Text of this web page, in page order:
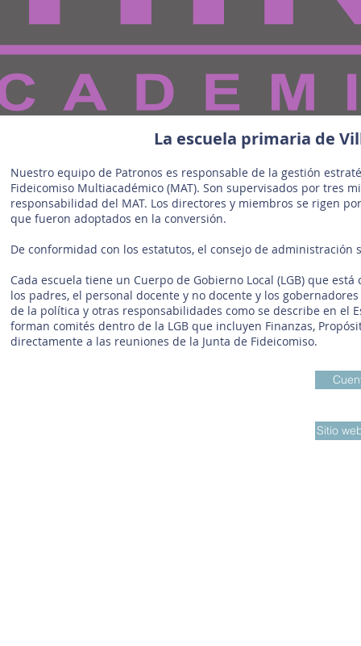
La escuela primaria de
Nuestro equipo de Patronos es responsable de la gestión
Fideicomiso Multiacadémico (MAT). Son supervisados por tres
responsabilidad del MAT. Los directores y miembros se rigen
que fueron adoptados en la conversión.
De conformidad con los estatutos, el consejo de administración
Cada escuela tiene un Cuerpo de Gobierno Local (LGB) que
los padres, el personal docente y no docente y los
de la política y otras responsabilidades como se describe en el
forman comités dentro de la LGB que incluyen Finanzas,
directamente a las reuniones de la Junta de Fideicomiso.
Sitio